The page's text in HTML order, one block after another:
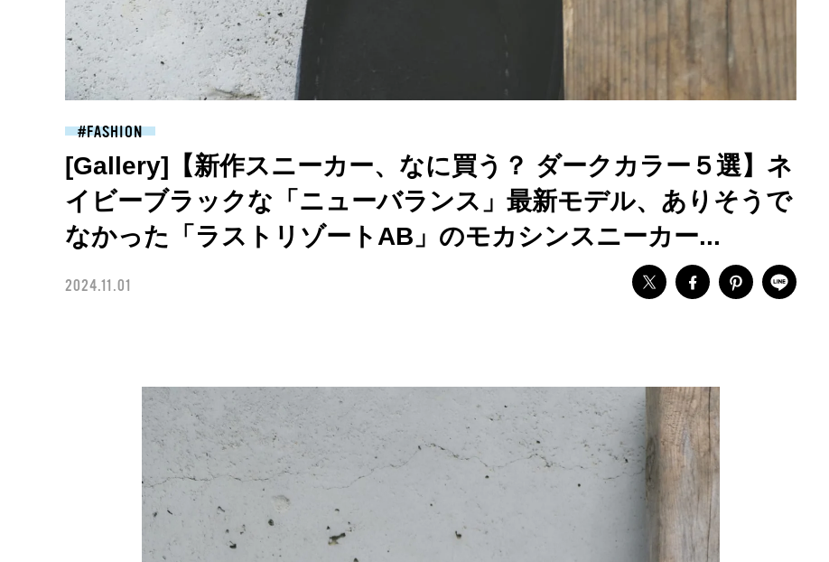
FASHION
[Gallery]【新作スニーカー、なに買う？ ダークカラー５選】ネ
イビーブラックな「ニューバランス」最新モデル、ありそうで
なかった「ラストリゾートAB」のモカシンスニーカー...
2024.11.01